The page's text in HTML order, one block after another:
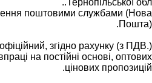
поштовими службами (Нова
Пошта).
згідно рахунку (з ПДВ.).
на постійні основі, оптових
цінових пропозицій.